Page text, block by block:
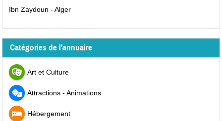
Ibn Zaydoun - Alger
Catégories de l'annuaire
Art et Culture
Attractions - Animations
Hébergement